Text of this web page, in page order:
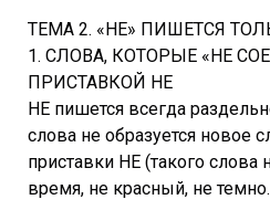
ТЕМА 2. «НЕ» ПИШЕТСЯ
1. СЛОВА, КОТОРЫЕ «НЕ
ПРИСТАВКОЙ НЕ
НЕ пишется всегда
слова не образуется новое
приставки НЕ (такого слова
время, не красный, не темно.